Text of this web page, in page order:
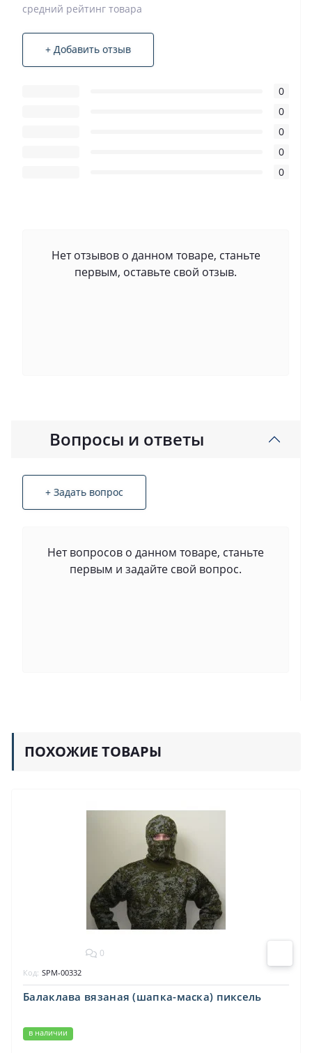
средний рейтинг товара
+ Добавить отзыв
0
0
0
0
0
Нет отзывов о данном товаре, станьте
первым, оставьте свой отзыв.
Вопросы и ответы
+ Задать вопрос
Нет вопросов о данном товаре, станьте
первым и задайте свой вопрос.
ПОХОЖИЕ ТОВАРЫ
0
Балаклава вязаная (шапка-маска) пиксель
в наличии
Код: SPM-00332